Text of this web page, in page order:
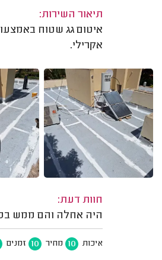
תיאור השירות:
איטום גג שטוח
אקרילי.
חוות דעת:
היה אחלה והם ממש
איכות 10 מחיר 10 זמנים